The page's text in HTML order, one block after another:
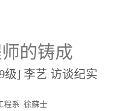
的铸成
级] 李艺 访谈纪实
程系 徐蘇士